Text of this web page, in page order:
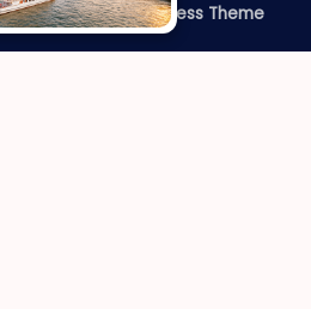
Bloghash WordPress Theme